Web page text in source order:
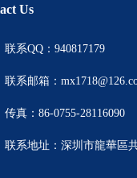
Us
联系QQ：940817179
联系邮箱：
传真：86-0755-28116090
联系地址：深圳市龍華區